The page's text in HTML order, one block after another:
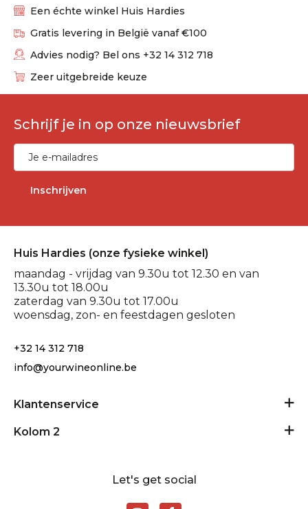
Een échte winkel Huis Hardies
Gratis levering in België vanaf €100
Advies nodig? Bel ons +32 14 312 718
Zeer uitgebreide keuze
Schrijf je in op onze nieuwsbrief
Inschrijven
Huis Hardies (onze fysieke winkel)
maandag - vrijdag van 9.30u tot 12.30 en van
13.30u tot 18.00u
zaterdag van 9.30u tot 17.00u
woensdag, zon- en feestdagen gesloten
+32 14 312 718
info@yourwineonline.be
Klantenservice
Algemene voorwaarden
Kolom 2
Rondplein 11 - 2400 Mol
Let's get social